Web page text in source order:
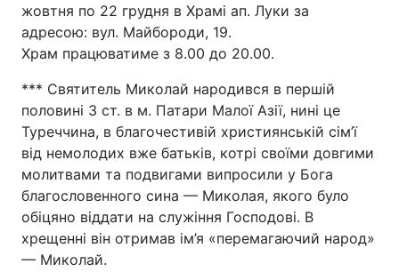
жовтня по 22 грудня в Храмі ап. Луки за
адресою: вул. Майбороди, 19.
Храм працюватиме з 8.00 до 20.00.
*** Святитель Миколай народився в першій
половині 3 ст. в м. Патари Малої Азії, нині це
Туреччина, в благочестивій християнській сім’ї
від немолодих вже батьків, котрі своїми довгими
молитвами та подвигами випросили у Бога
благословенного сина — Миколая, якого було
обіцяно віддати на служіння Господові. В
хрещенні він отримав ім’я «перемагаючий народ»
— Миколай.